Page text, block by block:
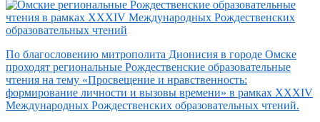
По благословению митрополита Дионисия в городе Омске
проходят региональные Рождественские образовательные
чтения на тему «Просвещение и нравственность:
формирование личности и вызовы времени» в рамках XXXIV
Международных Рождественских образовательных чтений.